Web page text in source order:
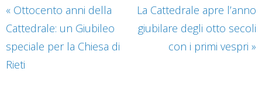
« Ottocento anni della
Cattedrale: un Giubileo
speciale per la Chiesa di
Rieti
La Cattedrale apre l’anno
giubilare degli otto secoli
con i primi vespri »